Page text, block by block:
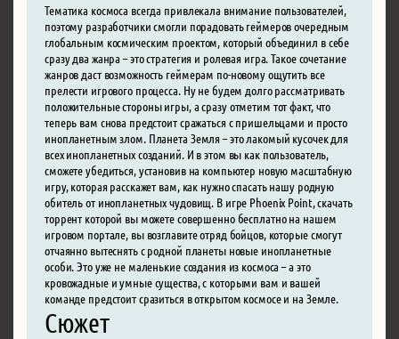
Тематика космоса всегда привлекала внимание пользователей,
поэтому разработчики смогли порадовать геймеров очередным
глобальным космическим проектом, который объединил в себе
сразу два жанра – это стратегия и ролевая игра. Такое сочетание
жанров даст возможность геймерам по-новому ощутить все
прелести игрового процесса. Ну не будем долго рассматривать
положительные стороны игры, а сразу отметим тот факт, что
теперь вам снова предстоит сражаться с пришельцами и просто
инопланетным злом. Планета Земля – это лакомый кусочек для
всех инопланетных созданий. И в этом вы как пользователь,
сможете убедиться, установив на компьютер новую масштабную
игру, которая расскажет вам, как нужно спасать нашу родную
обитель от инопланетных чудовищ. В игре Phoenix Point, скачать
торрент которой вы можете совершенно бесплатно на нашем
игровом портале, вы возглавите отряд бойцов, которые смогут
отчаянно вытеснять с родной планеты новые инопланетные
особи. Это уже не маленькие создания из космоса – а это
кровожадные и умные существа, с которыми вам и вашей
команде предстоит сразиться в открытом космосе и на Земле.
Сюжет